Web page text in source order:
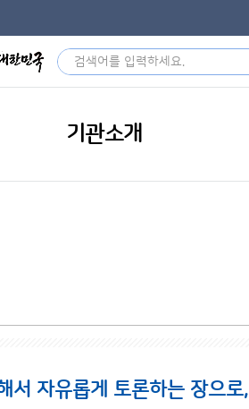
기관소개
서 자유롭게 토론하는 장으로,